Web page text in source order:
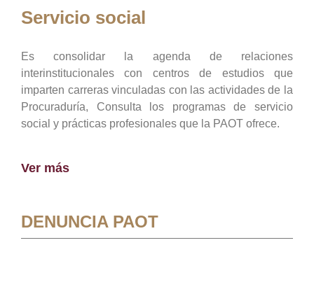
Servicio social
Es consolidar la agenda de relaciones
interinstitucionales con centros de estudios que
imparten carreras vinculadas con las actividades de la
Procuraduría, Consulta los programas de servicio
social y prácticas profesionales que la PAOT ofrece.
Ver más
DENUNCIA PAOT